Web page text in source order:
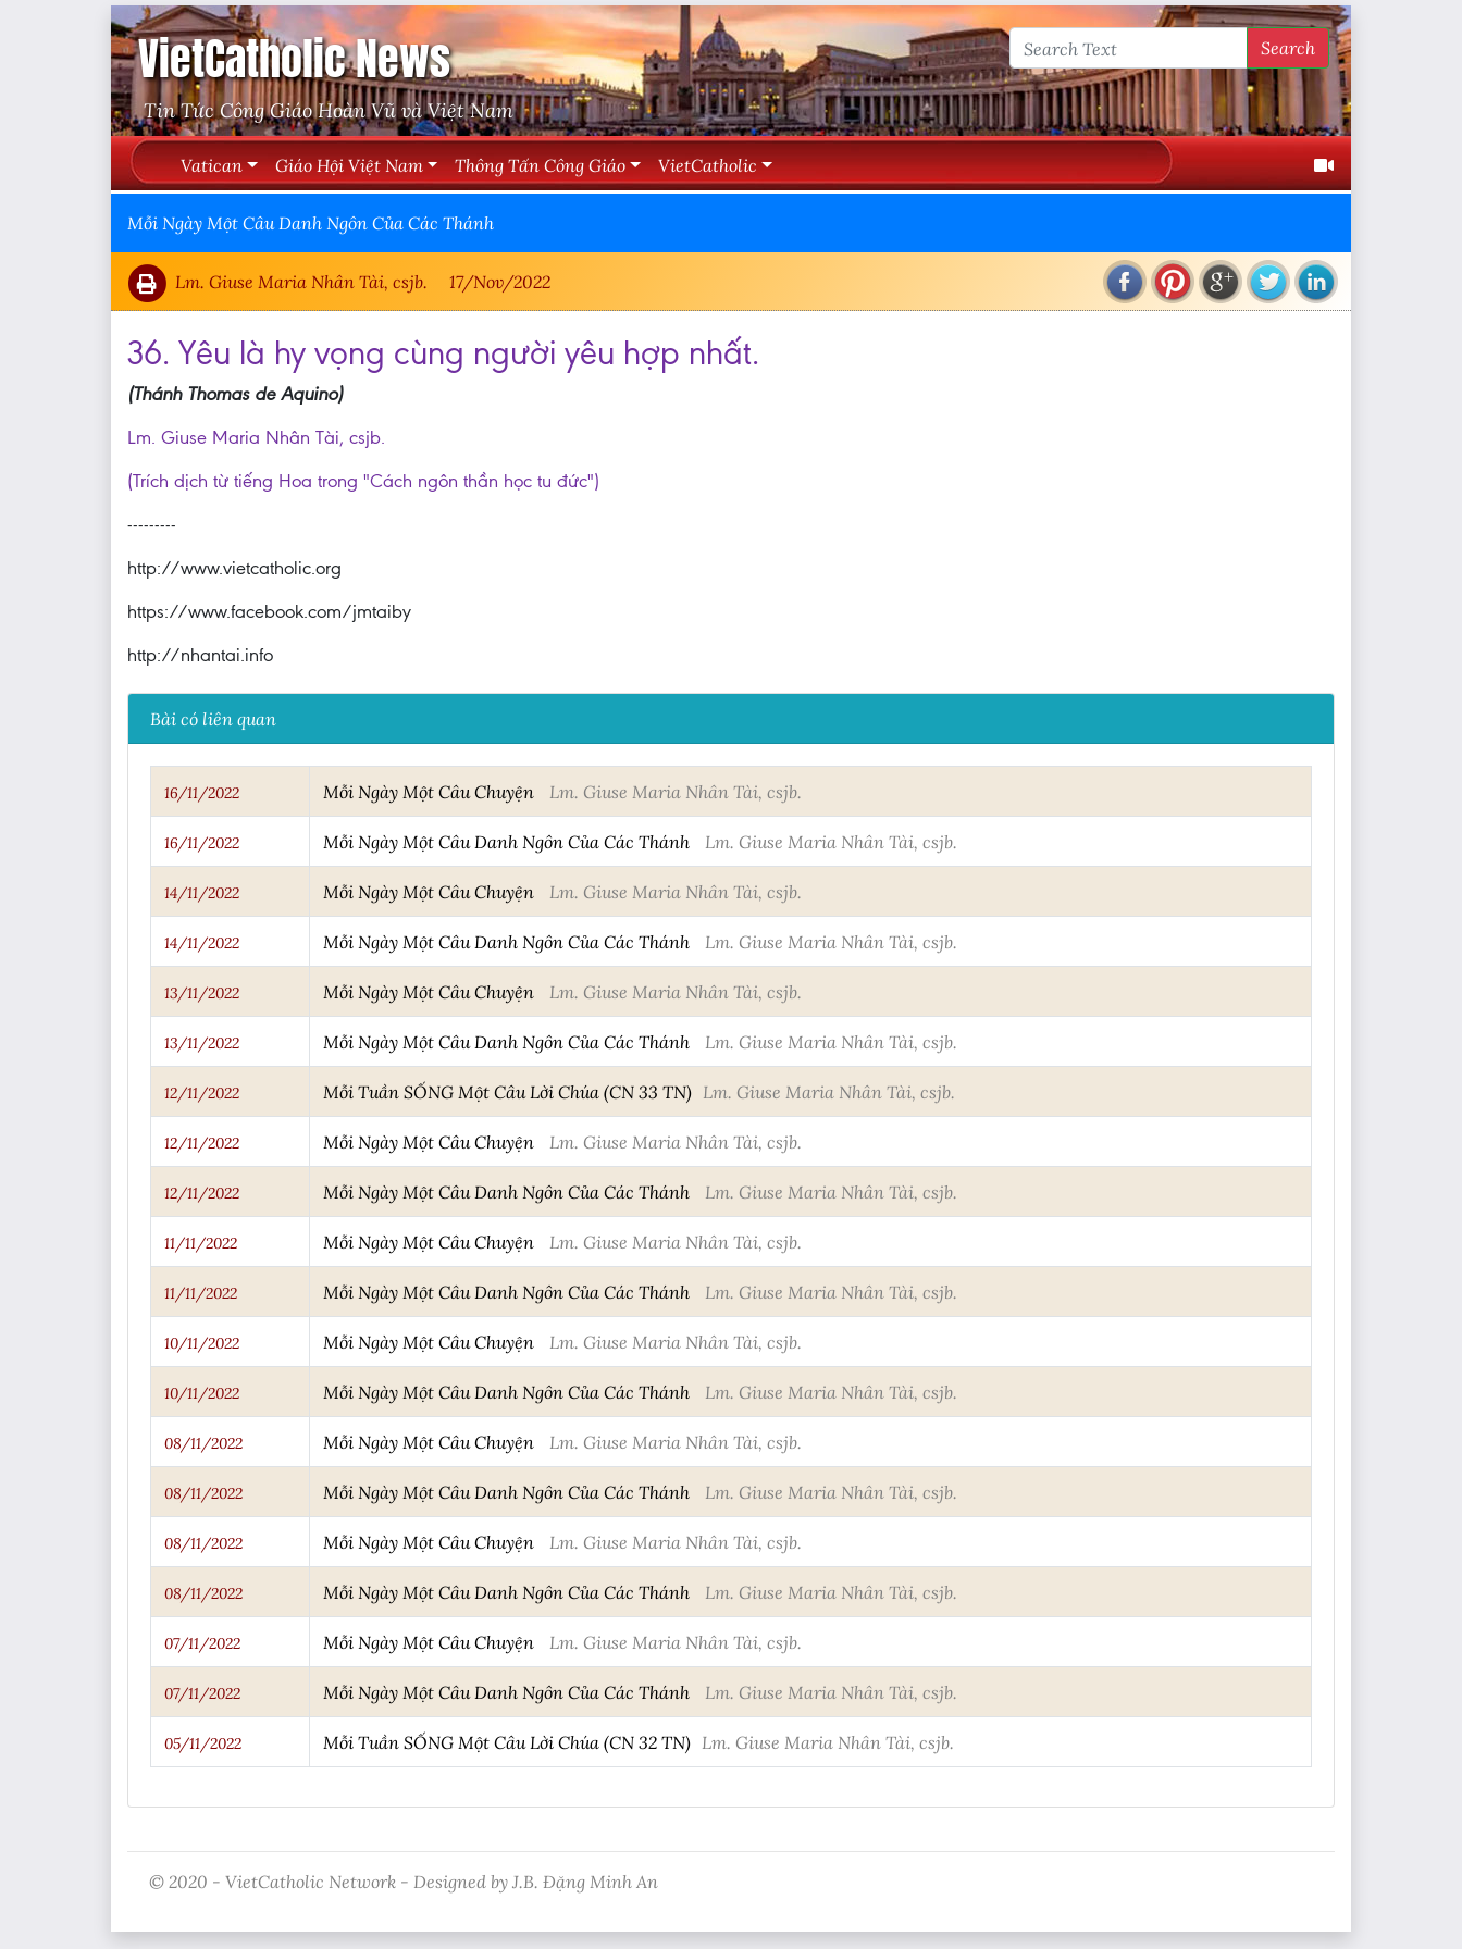
VietCatholic News
Tin Tức Công Giáo Hoàn Vũ và Việt Nam
Search
Vatican Giáo Hội Việt Nam Thông Tấn Công Giáo VietCatholic
Mỗi Ngày Một Câu Danh Ngôn Của Các Thánh
Lm. Giuse Maria Nhân Tài, csjb. 17/Nov/2022
36. Yêu là hy vọng cùng người yêu hợp nhất.
(Thánh Thomas de Aquino)
Lm. Giuse Maria Nhân Tài, csjb.
(Trích dịch từ tiếng Hoa trong "Cách ngôn thần học tu đức")
---------
http://www.vietcatholic.org
https://www.facebook.com/jmtaiby
http://nhantai.info
Bài có liên quan
16/11/2022 Mỗi Ngày Một Câu Chuyện Lm. Giuse Maria Nhân Tài, csjb.
16/11/2022 Mỗi Ngày Một Câu Danh Ngôn Của Các Thánh Lm. Giuse Maria Nhân Tài, csjb.
14/11/2022 Mỗi Ngày Một Câu Chuyện Lm. Giuse Maria Nhân Tài, csjb.
14/11/2022 Mỗi Ngày Một Câu Danh Ngôn Của Các Thánh Lm. Giuse Maria Nhân Tài, csjb.
13/11/2022 Mỗi Ngày Một Câu Chuyện Lm. Giuse Maria Nhân Tài, csjb.
13/11/2022 Mỗi Ngày Một Câu Danh Ngôn Của Các Thánh Lm. Giuse Maria Nhân Tài, csjb.
12/11/2022 Mỗi Tuần SỐNG Một Câu Lời Chúa (CN 33 TN) Lm. Giuse Maria Nhân Tài, csjb.
12/11/2022 Mỗi Ngày Một Câu Chuyện Lm. Giuse Maria Nhân Tài, csjb.
12/11/2022 Mỗi Ngày Một Câu Danh Ngôn Của Các Thánh Lm. Giuse Maria Nhân Tài, csjb.
11/11/2022 Mỗi Ngày Một Câu Chuyện Lm. Giuse Maria Nhân Tài, csjb.
11/11/2022 Mỗi Ngày Một Câu Danh Ngôn Của Các Thánh Lm. Giuse Maria Nhân Tài, csjb.
10/11/2022 Mỗi Ngày Một Câu Chuyện Lm. Giuse Maria Nhân Tài, csjb.
10/11/2022 Mỗi Ngày Một Câu Danh Ngôn Của Các Thánh Lm. Giuse Maria Nhân Tài, csjb.
08/11/2022 Mỗi Ngày Một Câu Chuyện Lm. Giuse Maria Nhân Tài, csjb.
08/11/2022 Mỗi Ngày Một Câu Danh Ngôn Của Các Thánh Lm. Giuse Maria Nhân Tài, csjb.
08/11/2022 Mỗi Ngày Một Câu Chuyện Lm. Giuse Maria Nhân Tài, csjb.
08/11/2022 Mỗi Ngày Một Câu Danh Ngôn Của Các Thánh Lm. Giuse Maria Nhân Tài, csjb.
07/11/2022 Mỗi Ngày Một Câu Chuyện Lm. Giuse Maria Nhân Tài, csjb.
07/11/2022 Mỗi Ngày Một Câu Danh Ngôn Của Các Thánh Lm. Giuse Maria Nhân Tài, csjb.
05/11/2022 Mỗi Tuần SỐNG Một Câu Lời Chúa (CN 32 TN) Lm. Giuse Maria Nhân Tài, csjb.
© 2020 - VietCatholic Network - Designed by J.B. Đặng Minh An